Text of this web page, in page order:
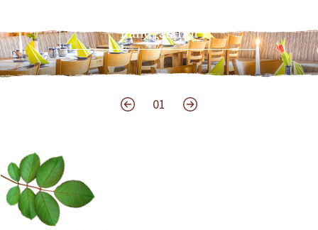
Landgasthof
01